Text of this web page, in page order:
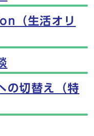
（生活オリ
の切替え（特